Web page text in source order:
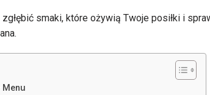
zgłębić smaki, które ożywią Twoje posiłki i
Menu